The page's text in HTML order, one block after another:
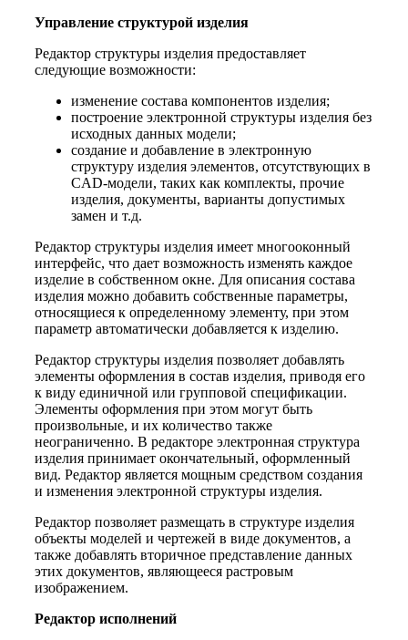
Управление структурой изделия
Редактор структуры изделия предоставляет
следующие возможности:
изменение состава компонентов изделия;
построение электронной структуры изделия без
исходных данных модели;
создание и добавление в электронную
структуру изделия элементов, отсутствующих в
CAD-модели, таких как комплекты, прочие
изделия, документы, варианты допустимых
замен и т.д.
Редактор структуры изделия имеет многооконный
интерфейс, что дает возможность изменять каждое
изделие в собственном окне. Для описания состава
изделия можно добавить собственные параметры,
относящиеся к определенному элементу, при этом
параметр автоматически добавляется к изделию.
Редактор структуры изделия позволяет добавлять
элементы оформления в состав изделия, приводя его
к виду единичной или групповой спецификации.
Элементы оформления при этом могут быть
произвольные, и их количество также
неограниченно. В редакторе электронная структура
изделия принимает окончательный, оформленный
вид. Редактор является мощным средством создания
и изменения электронной структуры изделия.
Редактор позволяет размещать в структуре изделия
объекты моделей и чертежей в виде документов, а
также добавлять вторичное представление данных
этих документов, являющееся растровым
изображением.
Редактор исполнений